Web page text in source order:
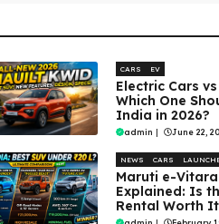
CARS EV
Electric Cars
Which One
India in 2026?
admin | June 22,
NEWS CARS
Maruti e-Vitara
Explained: Is
Rental Worth